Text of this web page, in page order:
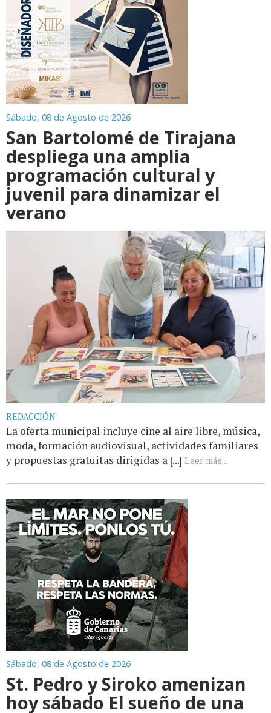
Sábado, 08 de Agosto de 2026
San Bartolomé de Tirajana
despliega una amplia
programación cultural y
juvenil para dinamizar el
verano
REDACCIÓN
La oferta municipal incluye cine al aire libre, música,
moda, formación audiovisual, actividades familiares
y propuestas gratuitas dirigidas a [...] Leer más...
Sábado, 08 de Agosto de 2026
St. Pedro y Siroko amenizan
hoy sábado El sueño de una